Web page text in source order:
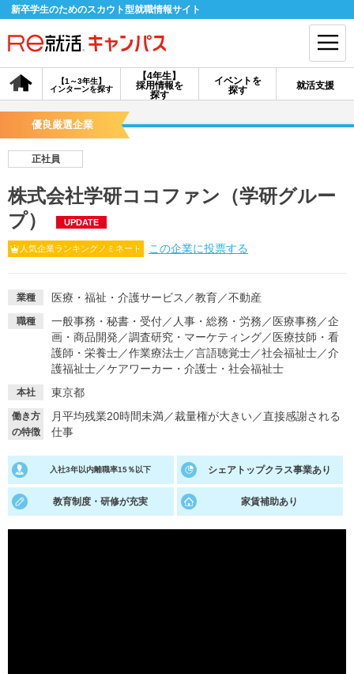
新卒学生のためのスカウト型就職情報サイト
【4年生】
採用情報を
探す
【1～3年生】
インターンを探す
イベントを
探す
就活支援
会員登録 ログイン
探す
【4年生】
イベントを探す スカウト
就活ノウハウ・サポート
あなたに合う仕事を診断！ 動画で対策講座をチェック
就活ニュースペーパー よくある質問
優良厳選企業
正社員
株式会社学研ココファン（学研グルー
プ）
UPDATE
人気企業ランキングノミネート この企業に投票する
業種 医療・福祉・介護サービス ／教育／不動産
職種 一般事務・秘書・受付／ 人事・総務・労務 ／ 医療事務 ／企
画・商品開発 ／調査研究・マーケティング／ 医療技師・看
護師・栄養士／作業療法士／言語聴覚士／社会福祉士／介
護福祉士／ケアワーカー・介護士・社会福祉士
本社 東京都
働き方
の特徴
月平均残業20時間未満／裁量権が大きい／直接感謝される
仕事
入社3年以内離職率15％以下 シェアトップクラス事業あり
教育制度・研修が充実 家賃補助あり